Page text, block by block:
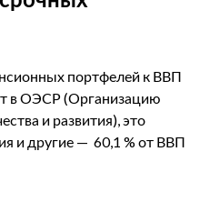
портфелей к ВВП
в ОЭСР (Организацию
и развития), это
и другие — 60,1 % от ВВП